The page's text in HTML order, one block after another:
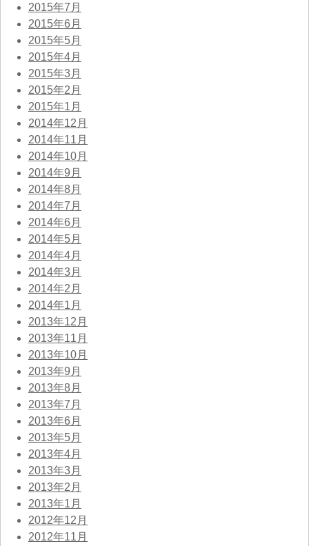
2015年7月
2015年6月
2015年5月
2015年4月
2015年3月
2015年2月
2015年1月
2014年12月
2014年11月
2014年10月
2014年9月
2014年8月
2014年7月
2014年6月
2014年5月
2014年4月
2014年3月
2014年2月
2014年1月
2013年12月
2013年11月
2013年10月
2013年9月
2013年8月
2013年7月
2013年6月
2013年5月
2013年4月
2013年3月
2013年2月
2013年1月
2012年12月
2012年11月